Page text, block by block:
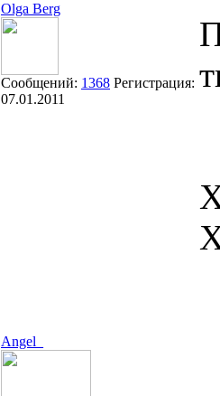
Olga Berg
Сообщений: 1368 Регистрация:
07.01.2011
Angel_